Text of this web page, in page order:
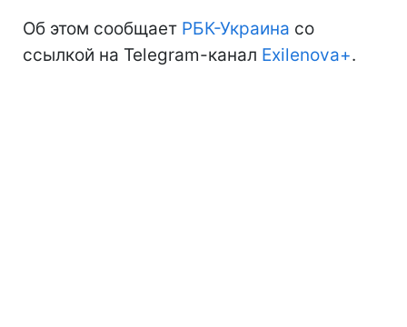
Об этом сообщает РБК-Украина со
ссылкой на Telegram-канал Exilenova+.